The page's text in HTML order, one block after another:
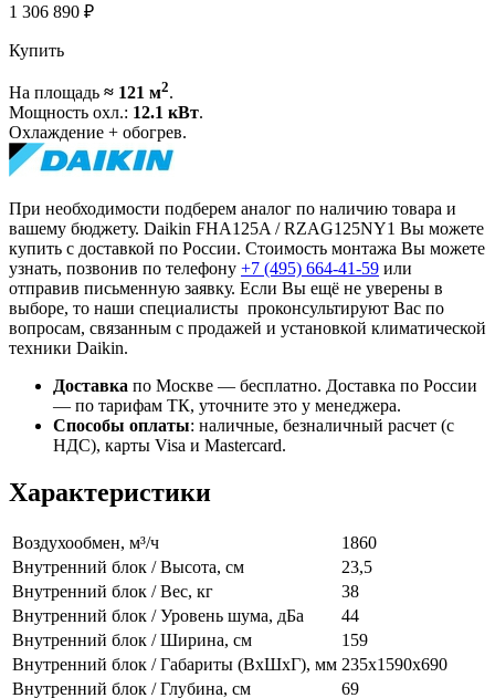
1 306 890 ₽
Купить
На площадь ≈ 121 м2.
Мощность охл.: 12.1 кВт.
Охлаждение + обогрев.
При необходимости подберем аналог по наличию товара и
вашему бюджету. Daikin FHA125A / RZAG125NY1 Вы можете
купить с доставкой по России. Стоимость монтажа Вы можете
узнать, позвонив по телефону +7 (495) 664-41-59 или
отправив письменную заявку. Если Вы ещё не уверены в
выборе, то наши специалисты проконсультируют Вас по
вопросам, связанным с продажей и установкой климатической
техники Daikin.
Доставка по Москве — бесплатно. Доставка по России
— по тарифам ТК, уточните это у менеджера.
Способы оплаты: наличные, безналичный расчет (с
НДС), карты Visa и Mastercard.
Характеристики
Воздухообмен, м³/ч
1860
Внутренний блок / Высота, см
23,5
Внутренний блок / Вес, кг
38
Внутренний блок / Уровень шума, дБа
44
Внутренний блок / Ширина, см
159
Внутренний блок / Габариты (ВхШхГ), мм 235х1590х690
Внутренний блок / Глубина, см
69